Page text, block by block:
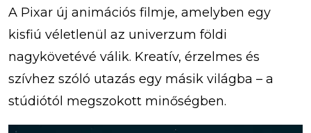
A Pixar új animációs filmje, amelyben egy
kisfiú véletlenül az univerzum földi
nagykövetévé válik. Kreatív, érzelmes és
szívhez szóló utazás egy másik világba – a
stúdiótól megszokott minőségben.